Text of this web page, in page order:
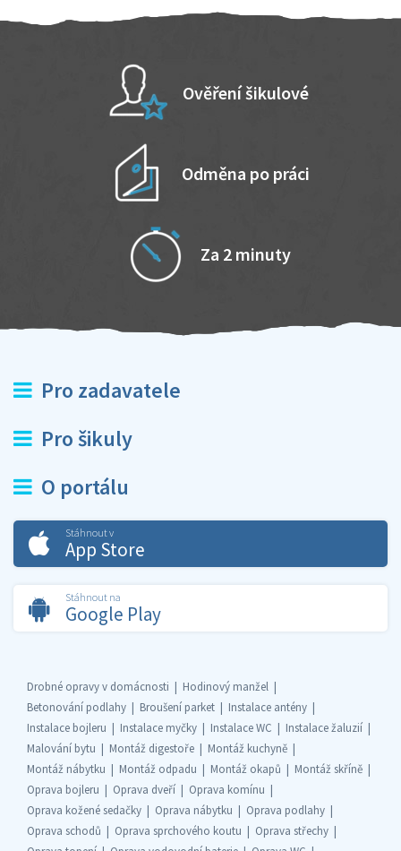
Ověření šikulové
Odměna po práci
Za 2 minuty
Pro zadavatele
Pro šikuly
O portálu
Stáhnout v
App Store
Stáhnout na
Google Play
Drobné opravy v domácnosti
Hodinový manžel
Betonování podlahy
Broušení parket
Instalace antény
Instalace bojleru
Instalace myčky Instalace WC
Instalace žaluzií
Malování bytu
Montáž digestoře
Montáž kuchyně
Montáž nábytku
Montáž odpadu Montáž okapů
Montáž skříně
Oprava bojleru
Oprava dveří
Oprava komínu
Oprava kožené sedačky
Oprava nábytku
Oprava podlahy
Oprava schodů
Oprava sprchového koutu
Oprava střechy